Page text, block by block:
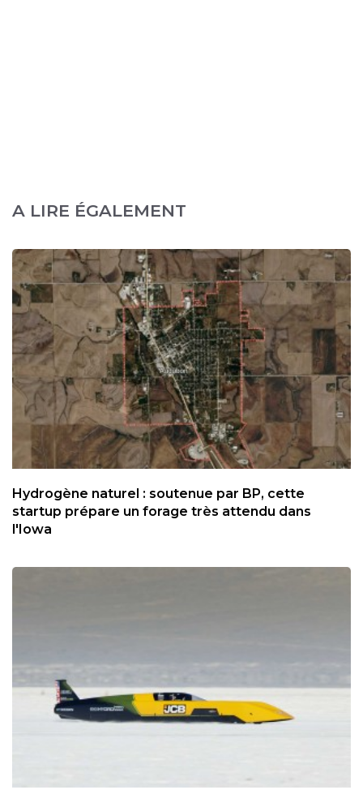
A LIRE ÉGALEMENT
Hydrogène naturel : soutenue par BP, cette
startup prépare un forage très attendu dans
l'Iowa